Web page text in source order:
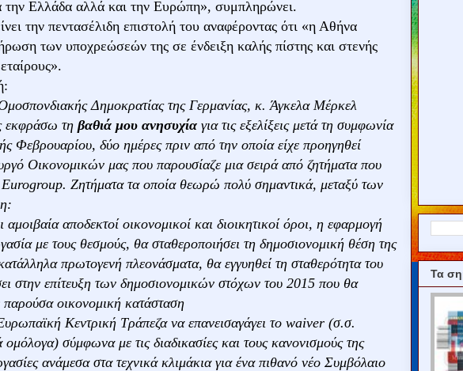
την Ελλάδα αλλά και την Ευρώπη», συμπληρώνει.
την πεντασέλιδη επιστολή του αναφέροντας ότι «η Αθήνα
των υποχρεώσεών της σε ένδειξη καλής πίστης και στενής
Δημοκρατίας της Γερμανίας, κ. Άγκελα Μέρκελ
εκφράσω τη βαθιά μου ανησυχία για τις εξελίξεις μετά τη συμφωνία
Φεβρουαρίου, δύο ημέρες πριν από την οποία είχε προηγηθεί
Οικονομικών μας που παρουσίαζε μια σειρά από ζητήματα που
Eurogroup. Ζητήματα τα οποία θεωρώ πολύ σημαντικά, μεταξύ των
αποδεκτοί οικονομικοί και διοικητικοί όροι, η εφαρμογή
με τους θεσμούς, θα σταθεροποιήσει τη δημοσιονομική θέση της
πρωτογενή πλεονάσματα, θα εγγυηθεί τη σταθερότητα του
στην επίτευξη των δημοσιονομικών στόχων του 2015 που θα
οικονομική κατάσταση
Κεντρική Τράπεζα να επανεισαγάγει το waiver (σ.σ.
ομόλογα) σύμφωνα με τις διαδικασίες και τους κανονισμούς της
ανάμεσα στα τεχνικά κλιμάκια για ένα πιθανό νέο Συμβόλαιο
Τα